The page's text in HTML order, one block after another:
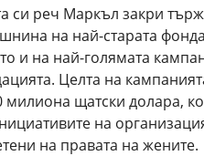
си реч Маркъл закри
на най-старата
и на най-голямата
Целта на
милиона щатски долара,
на
на правата на жените.